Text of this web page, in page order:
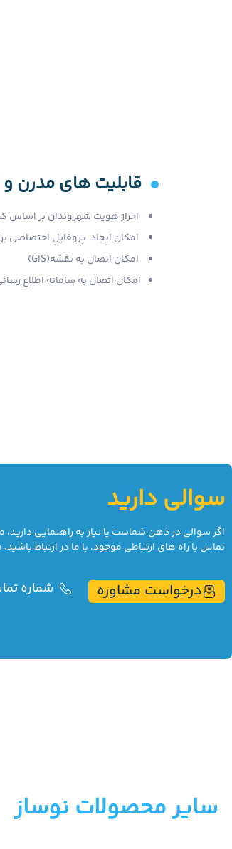
قابلیت های مدرن
احراز هویت شهروندان بر اساس
امکان ایجاد پروفایل اختصاصی
امکان اتصال به نقشه(GIS)
امکان اتصال به سامانه اطلاع
سوالی دارید
اگر سوالی در ذهن شماست یا نیاز به راهنمایی
تماس با راه های ارتباطی موجود، با ما در ارتباط
درخواست مشاوره شماره تماس:
سایر محصولات نوساز